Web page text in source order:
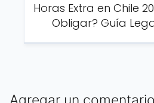
Horas Extra en Chile
Obligar? Guía